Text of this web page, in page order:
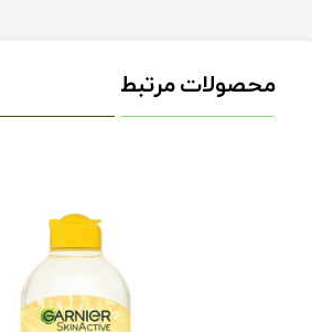
محصولات مرتبط